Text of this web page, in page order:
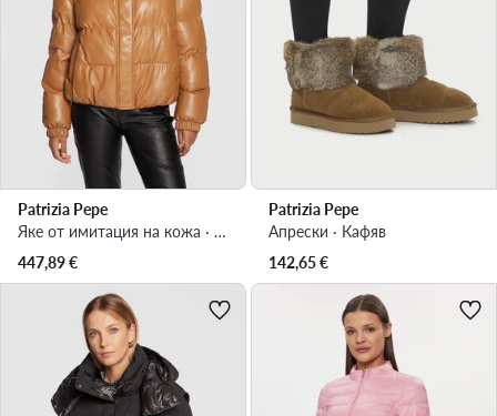
Patrizia Pepe
Яке от имитация на кожа · Кафяв
447,89€
Patrizia Pepe
Апрески · Кафяв
142,65€